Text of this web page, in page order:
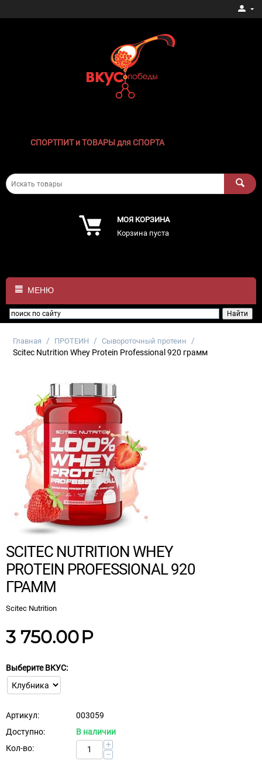
СПОРТПИТ и ТОВАРЫ для СПОРТА
МОЯ КОРЗИНА
Корзина пуста
МЕНЮ
Главная / ПРОТЕИН / Сывороточный протеин
/
Scitec Nutrition Whey Protein Professional 920 грамм
SCITEC NUTRITION WHEY
PROTEIN PROFESSIONAL 920
ГРАММ
Scitec Nutrition
3 750.00Р
Выберите ВКУС:
Артикул:
003059
Доступно:
В наличии
Кол-во:
+
−